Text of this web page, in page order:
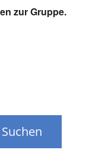
zur Gruppe.
Suchen